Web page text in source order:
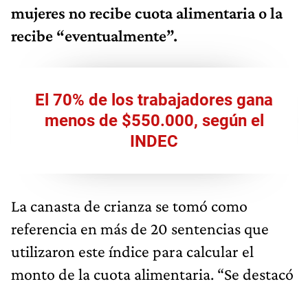
mujeres no recibe cuota alimentaria o la
recibe “eventualmente”.
El 70% de los trabajadores gana
menos de $550.000, según el
INDEC
La canasta de crianza se tomó como
referencia en más de 20 sentencias que
utilizaron este índice para calcular el
monto de la cuota alimentaria. “Se destacó